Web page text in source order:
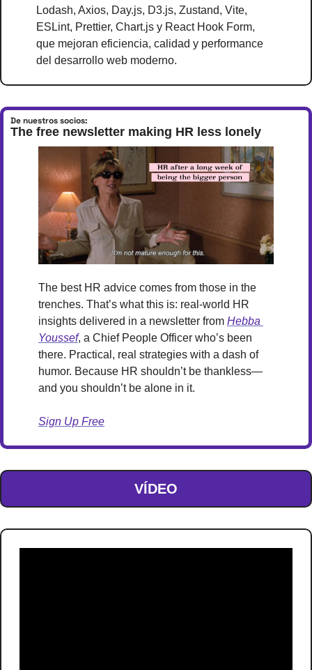
Lodash, Axios, Day.js, D3.js, Zustand, Vite,
ESLint, Prettier, Chart.js y React Hook Form,
que mejoran eficiencia, calidad y performance
del desarrollo web moderno.
De nuestros socios:
The free newsletter making HR less lonely
The best HR advice comes from those in the
trenches. That’s what this is: real-world HR
insights delivered in a newsletter from Hebba
Youssef, a Chief People Officer who’s been
there. Practical, real strategies with a dash of
humor. Because HR shouldn’t be thankless—
and you shouldn’t be alone in it.
Sign Up Free
VÍDEO